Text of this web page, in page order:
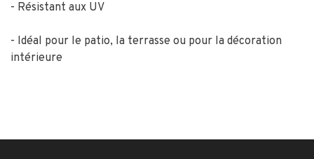
- Résistant aux UV
- Idéal pour le patio, la terrasse ou pour la décoration
intérieure